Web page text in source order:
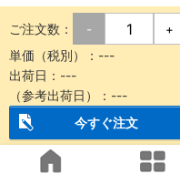
ご注文数： - +
単価（税別）： ---
出荷日： ---
（参考出荷日）： ---
今すぐ注文